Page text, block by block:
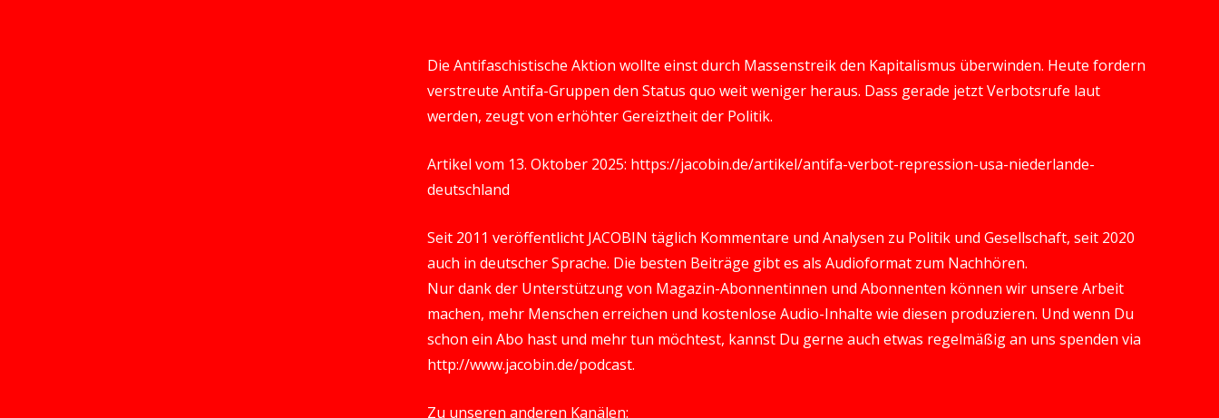
Die Antifaschistische Aktion wollte einst durch Massenstreik den Kapitalismus überwinden. Heute fordern
verstreute Antifa-Gruppen den Status quo weit weniger heraus. Dass gerade jetzt Verbotsrufe laut
werden, zeugt von erhöhter Gereiztheit der Politik.
Artikel vom 13. Oktober 2025: https://jacobin.de/artikel/antifa-verbot-repression-usa-niederlande-
deutschland
Seit 2011 veröffentlicht JACOBIN täglich Kommentare und Analysen zu Politik und Gesellschaft, seit 2020
auch in deutscher Sprache. Die besten Beiträge gibt es als Audioformat zum Nachhören.
Nur dank der Unterstützung von Magazin-Abonnentinnen und Abonnenten können wir unsere Arbeit
machen, mehr Menschen erreichen und kostenlose Audio-Inhalte wie diesen produzieren. Und wenn Du
schon ein Abo hast und mehr tun möchtest, kannst Du gerne auch etwas regelmäßig an uns spenden via
http://www.jacobin.de/podcast.
Zu unseren anderen Kanälen: